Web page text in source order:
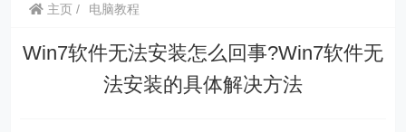
主页 电脑教程
Win7软件无法安装怎么回事?Win7软件无
法安装的具体解决方法